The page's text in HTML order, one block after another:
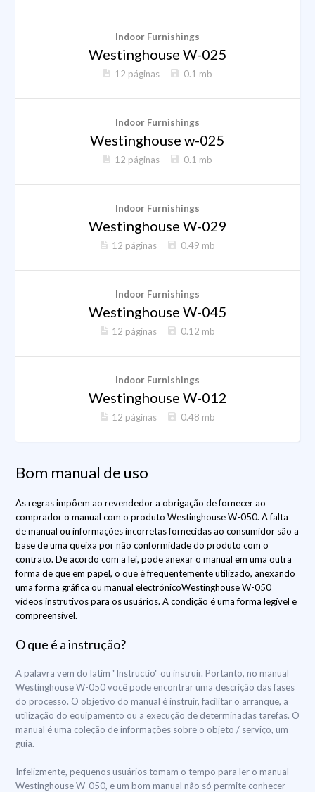
Indoor Furnishings
Westinghouse W-025
12 páginas 0.1 mb
Indoor Furnishings
Westinghouse w-025
12 páginas 0.1 mb
Indoor Furnishings
Westinghouse W-029
12 páginas 0.49 mb
Indoor Furnishings
Westinghouse W-045
12 páginas 0.12 mb
Indoor Furnishings
Westinghouse W-012
12 páginas 0.48 mb
Bom manual de uso
As regras impõem ao revendedor a obrigação de fornecer ao
comprador o manual com o produto Westinghouse W-050. A falta
de manual ou informações incorretas fornecidas ao consumidor são a
base de uma queixa por não conformidade do produto com o
contrato. De acordo com a lei, pode anexar o manual em uma outra
forma de que em papel, o que é frequentemente utilizado, anexando
uma forma gráfica ou manual electrónicoWestinghouse W-050
vídeos instrutivos para os usuários. A condição é uma forma legível e
compreensível.
O que é a instrução?
A palavra vem do latim "Instructio" ou instruir. Portanto, no manual
Westinghouse W-050 você pode encontrar uma descrição das fases
do processo. O objetivo do manual é instruir, facilitar o arranque, a
utilização do equipamento ou a execução de determinadas tarefas. O
manual é uma coleção de informações sobre o objeto / serviço, um
guia.
Infelizmente, pequenos usuários tomam o tempo para ler o manual
Westinghouse W-050, e um bom manual não só permite conhecer